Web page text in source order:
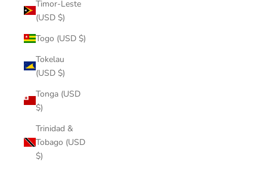
Timor-Leste
(USD $)
Togo (USD $)
Tokelau
(USD $)
Tonga (USD
$)
Trinidad &
Tobago (USD
$)